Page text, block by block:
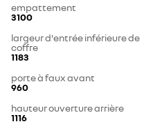
empattement
3100
largeur d'entrée inférieure de
coffre
1183
porte à faux avant
960
hauteur ouverture arrière
1116